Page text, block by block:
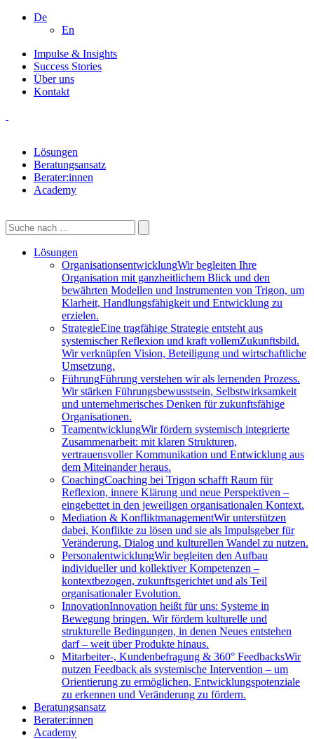
De
En
Impulse & Insights
Success Stories
Über uns
Kontakt
Lösungen
Beratungsansatz
Berater:innen
Academy
Lösungen
OrganisationsentwicklungWir begleiten Ihre
Organisation mit ganzheitlichem Blick und den
bewährten Modellen und Instrumenten von Trigon, um
Klarheit, Handlungsfähigkeit und Entwicklung zu
erzielen.
StrategieEine tragfähige Strategie entsteht aus
systemischer Reflexion und kraft vollemZukunftsbild.
Wir verknüpfen Vision, Beteiligung und wirtschaftliche
Umsetzung.
FührungFührung verstehen wir als lernenden Prozess.
Wir stärken Führungsbewusstsein, Selbstwirksamkeit
und unternehmerisches Denken für zukunftsfähige
Organisationen.
TeamentwicklungWir fördern systemisch integrierte
Zusammenarbeit: mit klaren Strukturen,
vertrauensvoller Kommunikation und Entwicklung aus
dem Miteinander heraus.
CoachingCoaching bei Trigon schafft Raum für
Reflexion, innere Klärung und neue Perspektiven –
eingebettet in den jeweiligen organisationalen Kontext.
Mediation & KonfliktmanagementWir unterstützen
dabei, Konflikte zu lösen und sie als Impulsgeber für
Veränderung, Dialog und kulturellen Wandel zu nutzen.
PersonalentwicklungWir begleiten den Aufbau
individueller und kollektiver Kompetenzen –
kontextbezogen, zukunftsgerichtet und als Teil
organisationaler Evolution.
InnovationInnovation heißt für uns: Systeme in
Bewegung bringen. Wir fördern kulturelle und
strukturelle Bedingungen, in denen Neues entstehen
darf – weit über Produkte hinaus.
Mitarbeiter-, Kundenbefragung & 360° FeedbacksWir
nutzen Feedback als systemische Intervention – um
Orientierung zu ermöglichen, Entwicklungspotenziale
zu erkennen und Veränderung zu fördern.
Beratungsansatz
Berater:innen
Academy